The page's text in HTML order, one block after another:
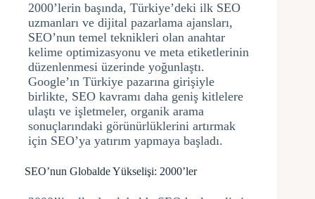
2000’lerin başında, Türkiye’deki ilk SEO
uzmanları ve dijital pazarlama ajansları,
SEO’nun temel teknikleri olan anahtar
kelime optimizasyonu ve meta etiketlerinin
düzenlenmesi üzerinde yoğunlaştı.
Google’ın Türkiye pazarına girişiyle
birlikte, SEO kavramı daha geniş kitlelere
ulaştı ve işletmeler, organik arama
sonuçlarındaki görünürlüklerini artırmak
için SEO’ya yatırım yapmaya başladı.
SEO’nun Globalde Yükselişi: 2000’ler